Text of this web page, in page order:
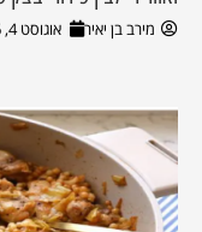
מירב בן יאיר אוגוסט 4, 2026